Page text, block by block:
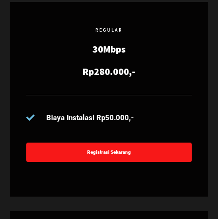
REGULAR
30Mbps
Rp280.000,-
Biaya Instalasi Rp50.000,-
Registrasi Sekarang